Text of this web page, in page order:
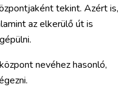
tekint. Azért is,
az elkerülő út is
nevéhez hasonló,